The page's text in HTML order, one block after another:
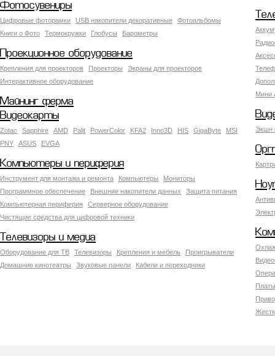
Фотосувениры
Цифровые фоторамки USB накопители декоративные
Фотоальбомы
Книги о Фото
Термокружки Глобусы Барометры
Мини
Проекционное оборудование
Крепления для проекторов Проекторы
Экраны для проекторов
Интерактивное оборудование
Майнинг ферма
Экшн
Видеокарты
Zotac Sapphire AMD Palit PowerColor KFA2 Inno3D HIS GigaByte
MSI
PNY
ASUS EVGA
Компьютеры и периферия
Инструмент для монтажа и ремонта Компьютеры
Мониторы
Программное обеспечение
Внешние накопители данных
Защита питания
Компьютерная периферия
Серверное оборудование
Чистящие средства для цифровой техники
Телевизоры и медиа
Оборудование для ТВ Телевизоры Крепления и мебель
Проигрыватели
Домашние кинотеатры
Звуковые панели Кабели и переходники